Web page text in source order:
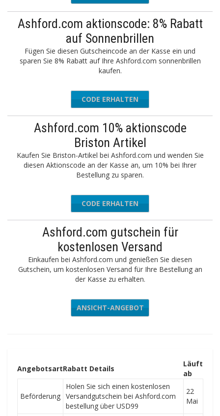
Ashford.com aktionscode: 8% Rabatt
auf Sonnenbrillen
Fügen Sie diesen Gutscheincode an der Kasse ein und
sparen Sie 8% Rabatt auf Ihre Ashford.com sonnenbrillen
kaufen.
CPSUN8
CODE ERHALTEN
Ashford.com 10% aktionscode
Briston Artikel
Kaufen Sie Briston-Artikel bei Ashford.com und wenden Sie
diesen Aktionscode an der Kasse an, um 10% bei Ihrer
Bestellung zu sparen.
BRIS10
CODE ERHALTEN
Ashford.com gutschein für
kostenlosen Versand
Einkaufen bei Ashford.com und genießen Sie diesen
Gutschein, um kostenlosen Versand für Ihre Bestellung an
der Kasse zu erhalten.
ANSICHT-ANGEBOT
AngebotsartRabatt Details
Läuft
ab
Beförderung
Holen Sie sich einen kostenlosen
Versandgutschein bei Ashford.com
bestellung über USD99
22
Mai